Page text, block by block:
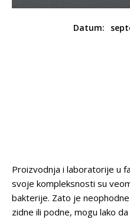
Datum:
Proizvodnja i laboratorije u
svoje kompleksnosti su
bakterije. Zato je
zidne ili podne, mogu lako